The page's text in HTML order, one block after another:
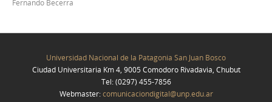
Fernando Becerra
Universidad Nacional de la Patagonia San Juan Bosco
Ciudad Universitaria Km 4, 9005 Comodoro Rivadavia, Chubut
Tel: (0297) 455-7856
Webmaster:comunicaciondigital@unp.edu.ar